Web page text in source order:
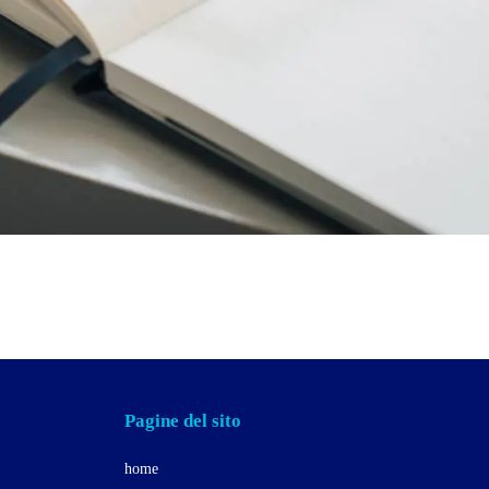
Pagine del sito
home